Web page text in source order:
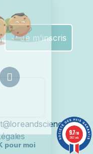
✓ Je m'inscris
–
9.7/10
2167 avis